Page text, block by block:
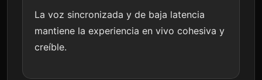
La voz sincronizada y de baja latencia
mantiene la experiencia en vivo cohesiva y
creíble.